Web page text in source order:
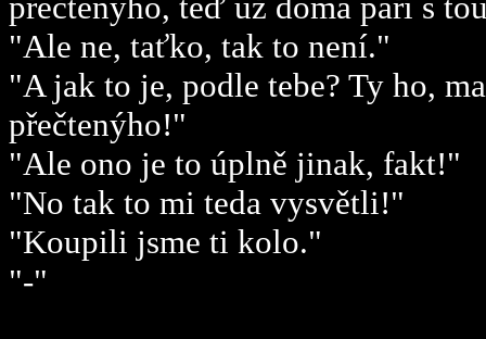
"Ale ne, taťko, tak to není."
"A jak to je, podle tebe? Ty ho,
přečtenýho!"
"Ale ono je to úplně jinak, fakt!"
"No tak to mi teda vysvětli!"
"Koupili jsme ti kolo."
"-"